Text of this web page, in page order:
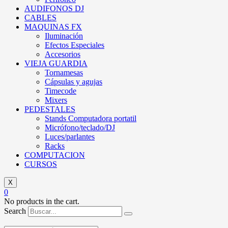
AUDIFONOS DJ
CABLES
MAQUINAS FX
Iluminación
Efectos Especiales
Accesorios
VIEJA GUARDIA
Tornamesas
Cápsulas y agujas
Timecode
Mixers
PEDESTALES
Stands Computadora portatil
Micrófono/teclado/DJ
Luces/parlantes
Racks
COMPUTACION
CURSOS
X
0
No products in the cart.
Search